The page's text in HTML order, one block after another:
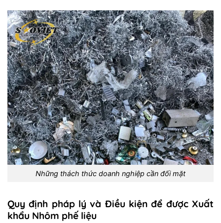
Những thách thức doanh nghiệp cần đối mặt
Quy định pháp lý và Điều kiện để được Xuất
khẩu Nhôm phế liệu